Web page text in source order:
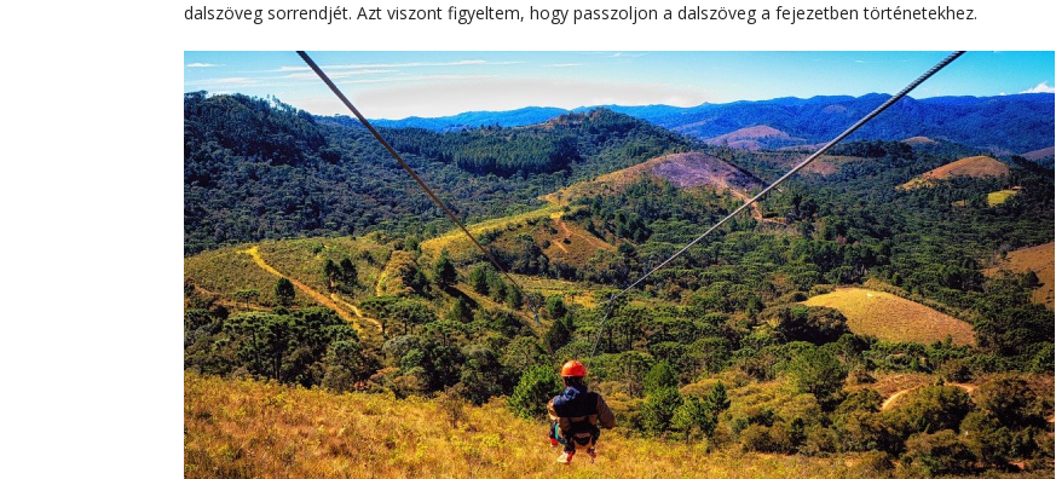
dalszöveg sorrendjét. Azt viszont figyeltem, hogy passzoljon a dalszöveg a fejezetben történetekhez.